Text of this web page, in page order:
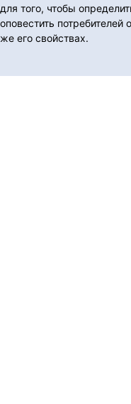
для того, чтобы
оповестить
же его свойствах.